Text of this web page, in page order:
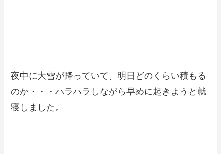
夜中に大雪が降っていて、明日どのくらい積もる
のか・・・ハラハラしながら早めに起きようと就
寝しました。